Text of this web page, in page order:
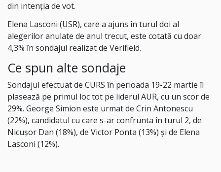
din intenția de vot.
Elena Lasconi (USR), care a ajuns în turul doi al
alegerilor anulate de anul trecut, este cotată cu doar
4,3% în sondajul realizat de Verifield.
Ce spun alte sondaje
Sondajul efectuat de CURS în perioada 19-22 martie îl
plasează pe primul loc tot pe liderul AUR, cu un scor de
29%. George Simion este urmat de Crin Antonescu
(22%), candidatul cu care s-ar confrunta în turul 2, de
Nicușor Dan (18%), de Victor Ponta (13%) și de Elena
Lasconi (12%).